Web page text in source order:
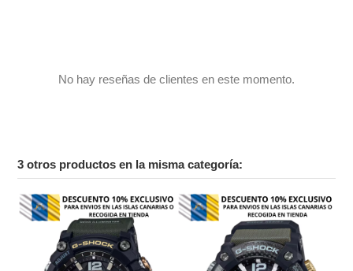
No hay reseñas de clientes en este momento.
3 otros productos en la misma categoría: